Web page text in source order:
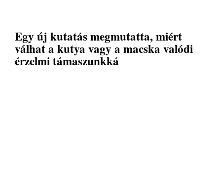
Egy új kutatás megmutatta, miért
válhat a kutya vagy a macska valódi
érzelmi támaszunkká